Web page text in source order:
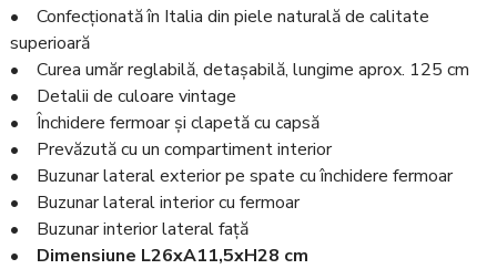
• Confecționată în Italia din piele naturală de calitate
superioară
• Curea umăr reglabilă, detașabilă, lungime aprox. 125 cm
• Detalii de culoare vintage
• Închidere fermoar și clapetă cu capsă
• Prevăzută cu un compartiment interior
• Buzunar lateral exterior pe spate cu închidere fermoar
• Buzunar lateral interior cu fermoar
• Buzunar interior lateral față
•
Dimensiune L26xA11,5xH28 cm